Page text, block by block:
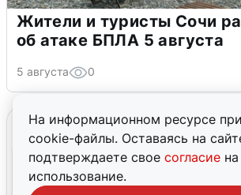
На информационном ресурсе
cookie-файлы. Оставаясь на
подтверждаете свое согласие
использование.
Жители и туристы Сочи
об атаке БПЛА 5 августа
5 августа 0